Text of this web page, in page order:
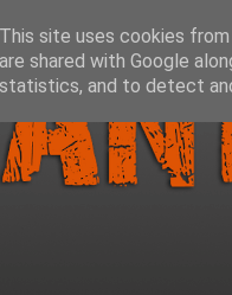
This site uses cookies
are shared with Google
statistics, and to detect